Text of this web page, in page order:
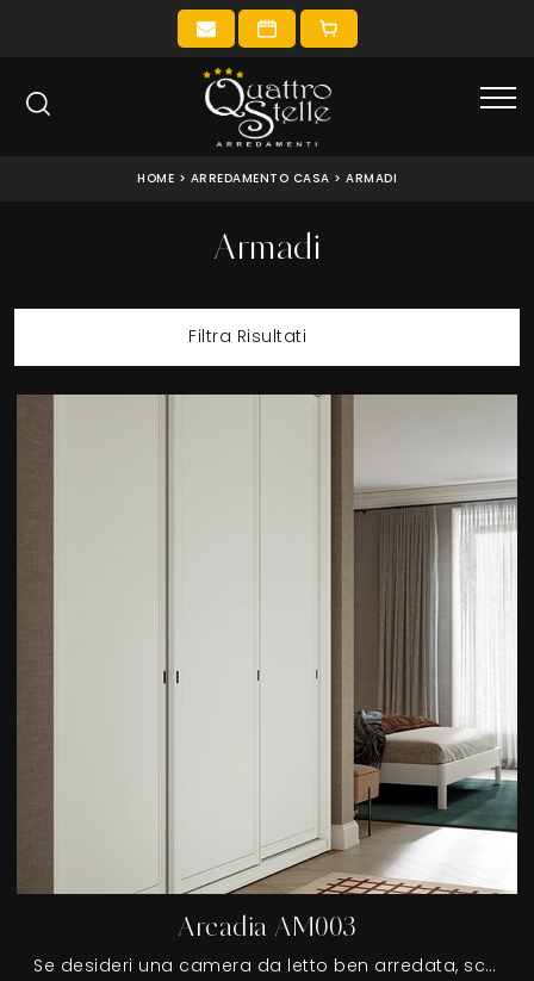
HOME > ARREDAMENTO CASA > ARMADI
Armadi
Filtra Risultati
Arcadia AM003
Se desideri una camera da letto ben arredata, scegli l'armadio Arcadia AM003 con ante scorrevoli di Colombini Casa!